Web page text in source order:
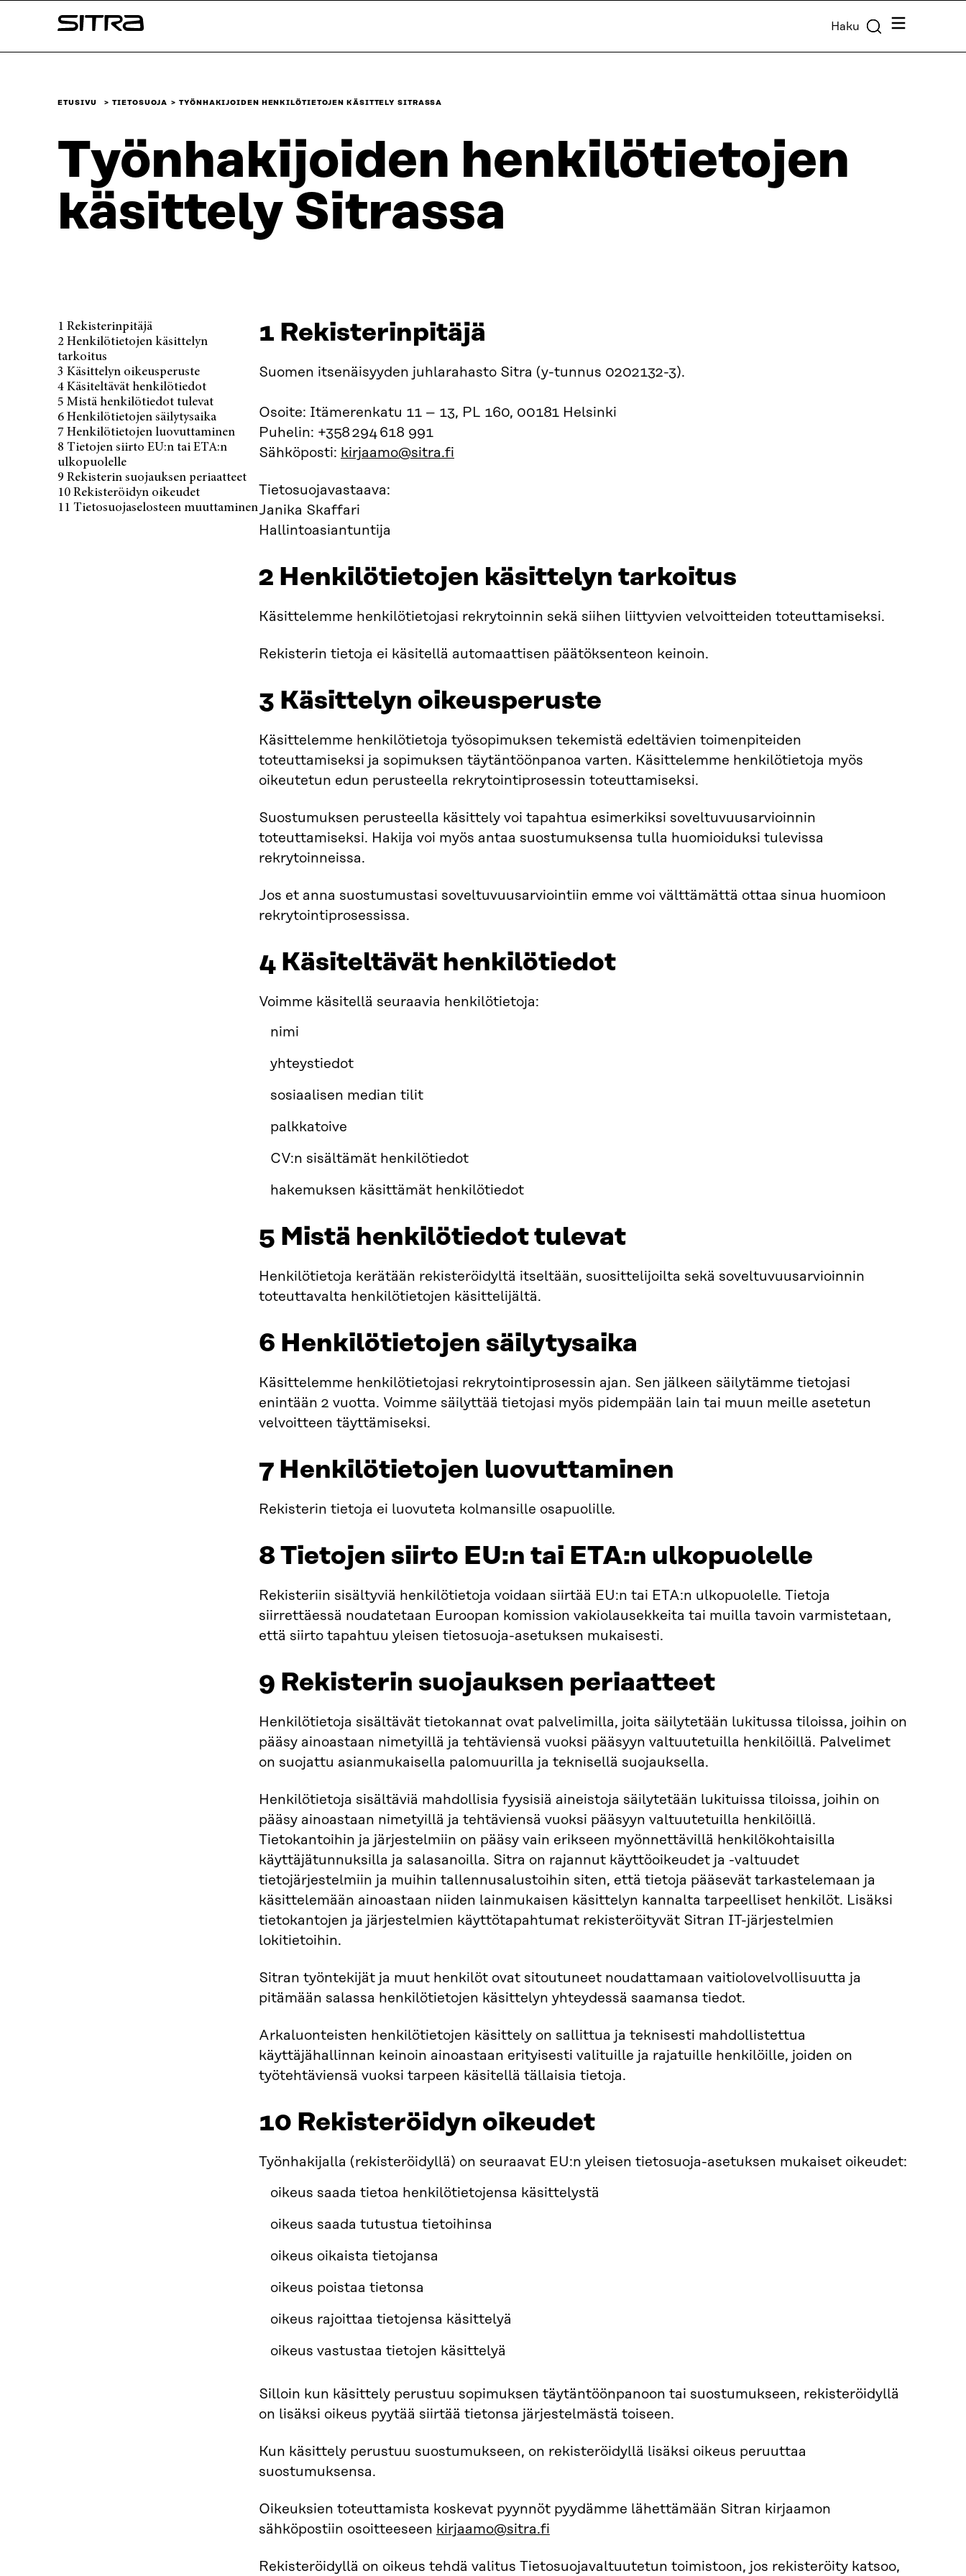
sisältöön
Sitra Haku Valikko
ETUSIVU TIETOSUOJA TYÖNHAKIJOIDEN HENKILÖTIETOJEN KÄSITTELY SITRASSA​
Työnhakijoiden henkilötietojen
käsittely Sitrassa​
Julkaistu 10.06.2025
1 Rekisterinpitäjä
2 Henkilötietojen käsittelyn
tarkoitus
3 Käsittelyn oikeusperuste
4 Käsiteltävät henkilötiedot
5 Mistä henkilötiedot tulevat
6 Henkilötietojen säilytysaika
7 Henkilötietojen luovuttaminen
8 Tietojen siirto EU:n tai ETA:n
ulkopuolelle
9 Rekisterin suojauksen periaatteet
10 Rekisteröidyn oikeudet
11 Tietosuojaselosteen muuttaminen
1 Rekisterinpitäjä
Suomen itsenäisyyden juhlarahasto Sitra (y-tunnus 0202132-3).
Osoite: Itämerenkatu 11 – 13, PL 160, 00181 Helsinki
Puhelin: +358 294 618 991
Sähköposti: kirjaamo@sitra.fi
Tietosuojavastaava:
Janika Skaffari
Hallintoasiantuntija
2 Henkilötietojen käsittelyn tarkoitus
Käsittelemme henkilötietojasi rekrytoinnin sekä siihen liittyvien velvoitteiden toteuttamiseksi.
Rekisterin tietoja ei käsitellä automaattisen päätöksenteon keinoin.
3 Käsittelyn oikeusperuste
Käsittelemme henkilötietoja työsopimuksen tekemistä edeltävien toimenpiteiden
toteuttamiseksi ja sopimuksen täytäntöönpanoa varten. Käsittelemme henkilötietoja myös
oikeutetun edun perusteella rekrytointiprosessin toteuttamiseksi.
Suostumuksen perusteella käsittely voi tapahtua esimerkiksi soveltuvuusarvioinnin
toteuttamiseksi. Hakija voi myös antaa suostumuksensa tulla huomioiduksi tulevissa
rekrytoinneissa.
Jos et anna suostumustasi soveltuvuusarviointiin emme voi välttämättä ottaa sinua huomioon
rekrytointiprosessissa.
4 Käsiteltävät henkilötiedot
Voimme käsitellä seuraavia henkilötietoja:
nimi
yhteystiedot
sosiaalisen median tilit
palkkatoive
CV:n sisältämät henkilötiedot
hakemuksen käsittämät henkilötiedot
5 Mistä henkilötiedot tulevat
Henkilötietoja kerätään rekisteröidyltä itseltään, suosittelijoilta sekä soveltuvuusarvioinnin
toteuttavalta henkilötietojen käsittelijältä.
6 Henkilötietojen säilytysaika
Käsittelemme henkilötietojasi rekrytointiprosessin ajan. Sen jälkeen säilytämme tietojasi
enintään 2 vuotta. Voimme säilyttää tietojasi myös pidempään lain tai muun meille asetetun
velvoitteen täyttämiseksi.
7 Henkilötietojen luovuttaminen
Rekisterin tietoja ei luovuteta kolmansille osapuolille.
8 Tietojen siirto EU:n tai ETA:n ulkopuolelle
Rekisteriin sisältyviä henkilötietoja voidaan siirtää EU:n tai ETA:n ulkopuolelle. Tietoja
siirrettäessä noudatetaan Euroopan komission vakiolausekkeita tai muilla tavoin varmistetaan,
että siirto tapahtuu yleisen tietosuoja-asetuksen mukaisesti.
9 Rekisterin suojauksen periaatteet
Henkilötietoja sisältävät tietokannat ovat palvelimilla, joita säilytetään lukitussa tiloissa, joihin on
pääsy ainoastaan nimetyillä ja tehtäviensä vuoksi pääsyyn valtuutetuilla henkilöillä. Palvelimet
on suojattu asianmukaisella palomuurilla ja teknisellä suojauksella.
Henkilötietoja sisältäviä mahdollisia fyysisiä aineistoja säilytetään lukituissa tiloissa, joihin on
pääsy ainoastaan nimetyillä ja tehtäviensä vuoksi pääsyyn valtuutetuilla henkilöillä.
Tietokantoihin ja järjestelmiin on pääsy vain erikseen myönnettävillä henkilökohtaisilla
käyttäjätunnuksilla ja salasanoilla. Sitra on rajannut käyttöoikeudet ja -valtuudet
tietojärjestelmiin ja muihin tallennusalustoihin siten, että tietoja pääsevät tarkastelemaan ja
käsittelemään ainoastaan niiden lainmukaisen käsittelyn kannalta tarpeelliset henkilöt. Lisäksi
tietokantojen ja järjestelmien käyttötapahtumat rekisteröityvät Sitran IT-järjestelmien
lokitietoihin.
Sitran työntekijät ja muut henkilöt ovat sitoutuneet noudattamaan vaitiolovelvollisuutta ja
pitämään salassa henkilötietojen käsittelyn yhteydessä saamansa tiedot.
Arkaluonteisten henkilötietojen käsittely on sallittua ja teknisesti mahdollistettua
käyttäjähallinnan keinoin ainoastaan erityisesti valituille ja rajatuille henkilöille, joiden on
työtehtäviensä vuoksi tarpeen käsitellä tällaisia tietoja.
10 Rekisteröidyn oikeudet
Työnhakijalla (rekisteröidyllä) on seuraavat EU:n yleisen tietosuoja-asetuksen mukaiset oikeudet:
oikeus saada tietoa henkilötietojensa käsittelystä
oikeus saada tutustua tietoihinsa
oikeus oikaista tietojansa
oikeus poistaa tietonsa
oikeus rajoittaa tietojensa käsittelyä
oikeus vastustaa tietojen käsittelyä
Silloin kun käsittely perustuu sopimuksen täytäntöönpanoon tai suostumukseen, rekisteröidyllä
on lisäksi oikeus pyytää siirtää tietonsa järjestelmästä toiseen.
Kun käsittely perustuu suostumukseen, on rekisteröidyllä lisäksi oikeus peruuttaa
suostumuksensa.
Oikeuksien toteuttamista koskevat pyynnöt pyydämme lähettämään Sitran kirjaamon
sähköpostiin osoitteeseen kirjaamo@sitra.fi
Rekisteröidyllä on oikeus tehdä valitus Tietosuojavaltuutetun toimistoon, jos rekisteröity katsoo,